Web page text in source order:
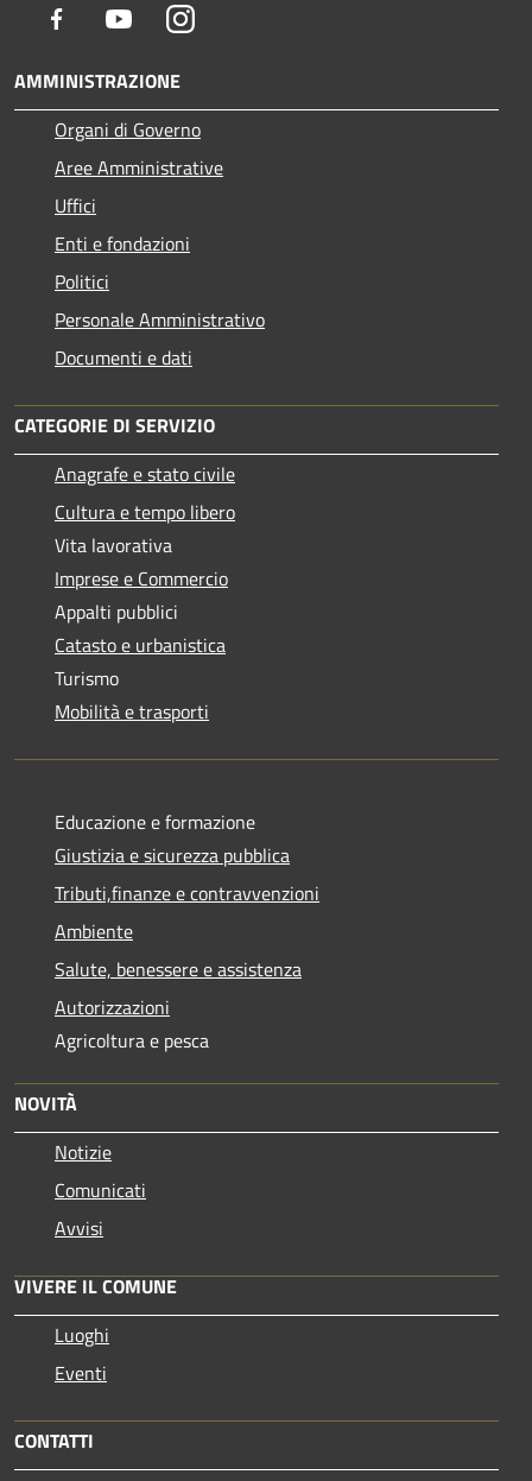
Facebook YoutubeInstagram
AMMINISTRAZIONE
Organi di Governo
Aree Amministrative
Uffici
Enti e fondazioni
Politici
Personale Amministrativo
Documenti e dati
CATEGORIE DI SERVIZIO
Anagrafe e stato civile
Cultura e tempo libero
Vita lavorativa
Imprese e Commercio
Appalti pubblici
Catasto e urbanistica
Turismo
Mobilità e trasporti
Educazione e formazione
Giustizia e sicurezza pubblica
Tributi,finanze e contravvenzioni
Ambiente
Salute, benessere e assistenza
Autorizzazioni
Agricoltura e pesca
NOVITÀ
Notizie
Comunicati
Avvisi
VIVERE IL COMUNE
Luoghi
Eventi
CONTATTI